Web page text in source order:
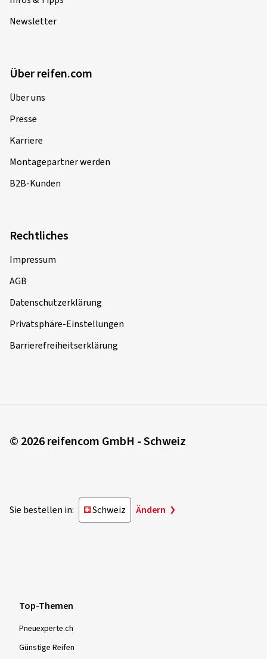
Newsletter
Über reifen.com
Über uns
Presse
Karriere
Montagepartner werden
B2B-Kunden
Rechtliches
Impressum
AGB
Datenschutzerklärung
Privatsphäre-Einstellungen
Barrierefreiheitserklärung
© 2026 reifencom GmbH - Schweiz
Sie bestellen in: Schweiz Ändern
Top-Themen
Pneuexperte.ch
Günstige Reifen